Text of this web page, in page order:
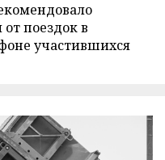
поездок в
участившихся